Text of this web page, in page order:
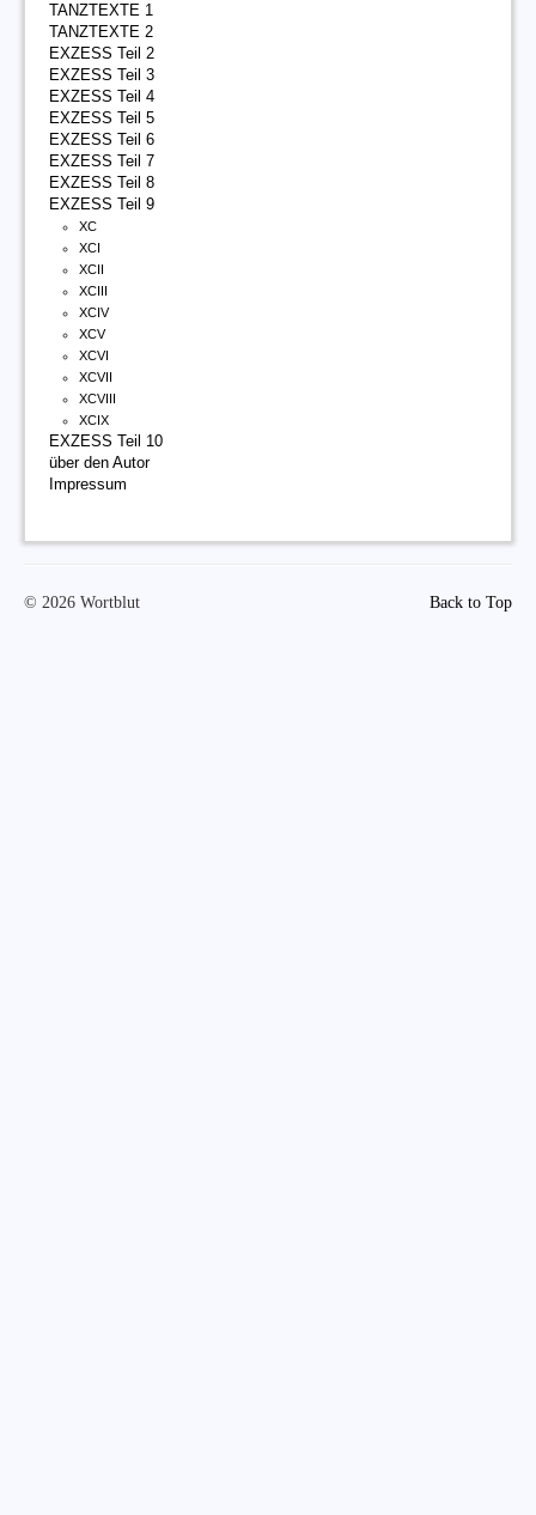
TANZTEXTE 1
TANZTEXTE 2
EXZESS Teil 2
EXZESS Teil 3
EXZESS Teil 4
EXZESS Teil 5
EXZESS Teil 6
EXZESS Teil 7
EXZESS Teil 8
EXZESS Teil 9
XC
XCI
XCII
XCIII
XCIV
XCV
XCVI
XCVII
XCVIII
XCIX
EXZESS Teil 10
über den Autor
Impressum
Back to Top
© 2026 Wortblut